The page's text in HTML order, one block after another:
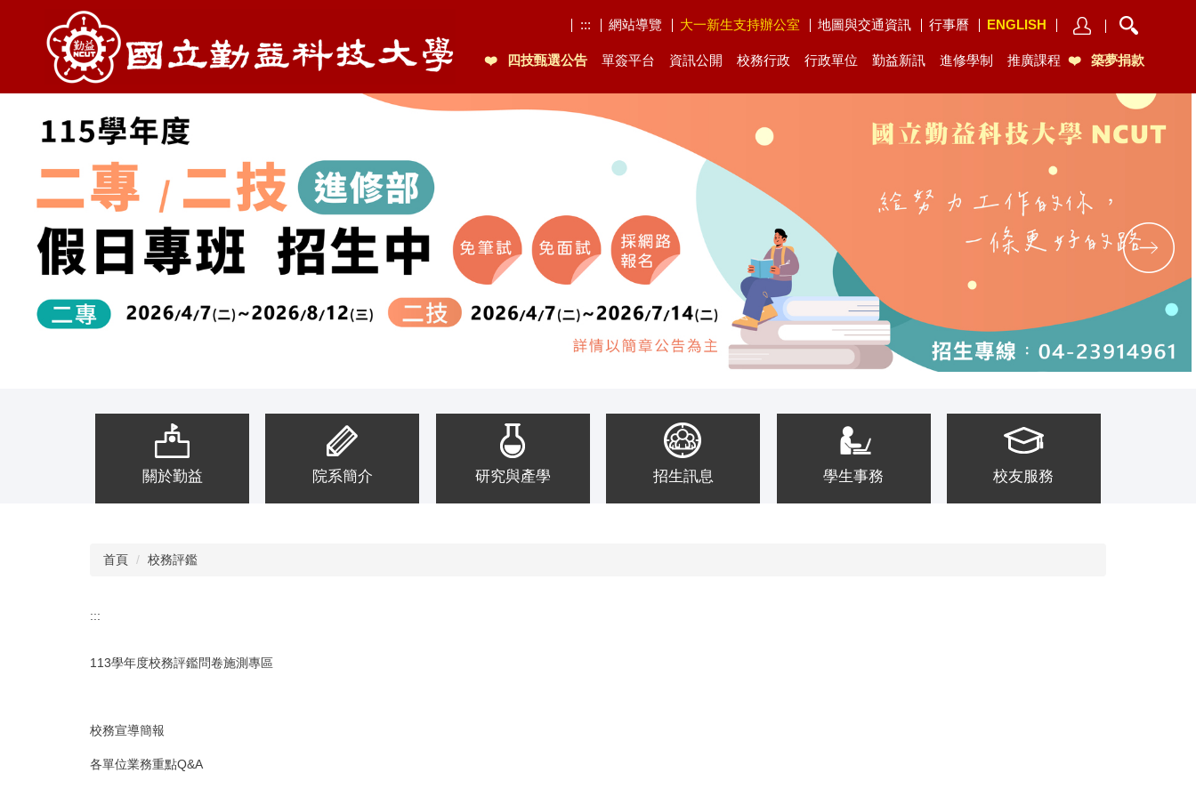
::: 網站導覽 大一新生支持辦公室 地圖與交通資訊 行事曆 ENGLISH
四技甄選公告 單簽平台 資訊公開 校務行政 行政單位 勤益新訊 進修學制 推廣課程 築夢捐款
關於勤益 院系簡介 研究與產學 招生訊息 學生事務 校友服務
首頁 校務評鑑
:::
113學年度校務評鑑問卷施測專區
校務宣導簡報
各單位業務重點Q&A